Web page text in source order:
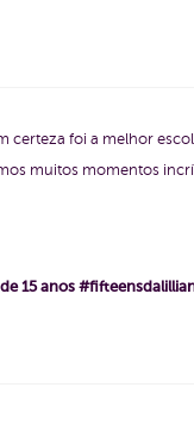
certeza foi a melhor
muitos momentos
15 anos